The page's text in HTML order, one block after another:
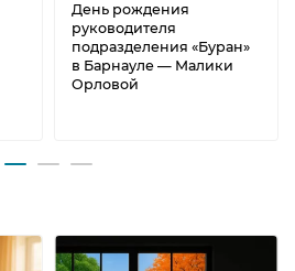
День рождения
руководителя
подразделения «Буран»
в Барнауле — Малики
Орловой